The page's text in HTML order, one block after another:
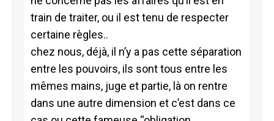
train de traiter, ou il est tenu de respecter
certaine règles..
chez nous, déjà, il n’y a pas cette séparation
entre les pouvoirs, ils sont tous entre les
mêmes mains, juge et partie, là on rentre
dans une autre dimension et c’est dans ce